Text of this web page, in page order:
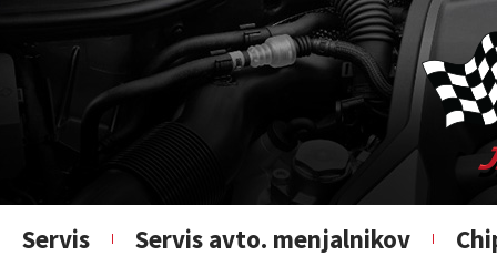
Servis Servis avto. menjalnikov